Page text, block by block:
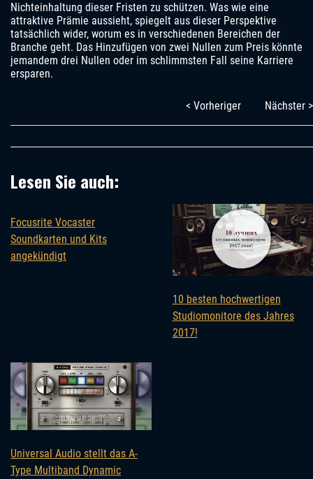
Nichteinhaltung dieser Fristen zu schützen. Was wie eine
attraktive Prämie aussieht, spiegelt aus dieser Perspektive
tatsächlich wider, worum es in verschiedenen Bereichen der
Branche geht. Das Hinzufügen von zwei Nullen zum Preis könnte
jemandem drei Nullen oder im schlimmsten Fall seine Karriere
ersparen.
< Vorheriger Nächster >
Lesen Sie auch:
Focusrite Vocaster
Soundkarten und Kits
angekündigt
10 besten hochwertigen
Studiomonitore des Jahres
2017!
Universal Audio stellt das A-
Type Multiband Dynamic